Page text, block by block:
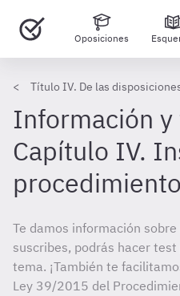
Oposiciones
Título IV. De las
Información
Capítulo IV.
procedimiento
Te damos información
suscribes, podrás hacer
tema. ¡También te
Ley 39/2015 del